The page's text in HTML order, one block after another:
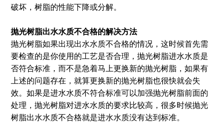
破坏，树脂的性能下降或分解。
抛光树脂出水水质不合格的解决方法
抛光树脂如果出现出水水质不合格的情况，这时候首先需
要检查的是你使用的工艺是否合理，抛光树脂进水水质是
否符合标准，而不是急着马上更换新的抛光树脂，如果有
上述的问题存在，就算更换新的抛光树脂也很快就会失
效。如果是进水水质不符合标准可以加强抛光树脂前面的
处理，抛光树脂对进水水质的要求比较高，很多时候抛光
树脂出水水质不合格就是进水水质没有达到标准。